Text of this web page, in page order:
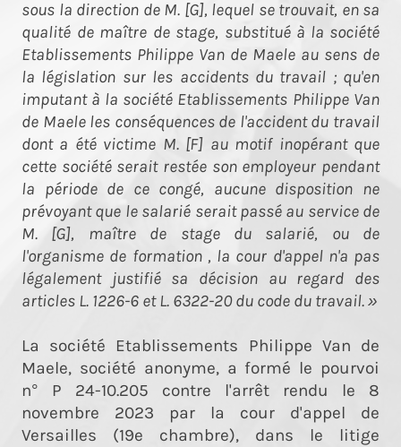
sous la direction de M. [G], lequel se trouvait, en sa
qualité de maître de stage, substitué à la société
Etablissements Philippe Van de Maele au sens de
la législation sur les accidents du travail ; qu'en
imputant à la société Etablissements Philippe Van
de Maele les conséquences de l'accident du travail
dont a été victime M. [F] au motif inopérant que
cette société serait restée son employeur pendant
la période de ce congé, aucune disposition ne
prévoyant que le salarié serait passé au service de
M. [G], maître de stage du salarié, ou de
l'organisme de formation , la cour d'appel n'a pas
légalement justifié sa décision au regard des
articles L. 1226-6 et L. 6322-20 du code du travail. »
La société Etablissements Philippe Van de
Maele, société anonyme, a formé le pourvoi
n° P 24-10.205 contre l'arrêt rendu le 8
novembre 2023 par la cour d'appel de
Versailles (19e chambre), dans le litige